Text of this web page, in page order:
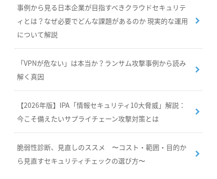
事例から見る日本企業が目指すべきクラウドセキュリテ
ィとは？なぜ必要でどんな課題があるのか 現実的な運用
について解説
「VPNが危ない」は本当か？ランサム攻撃事例から読み
解く真因
【2026年版】IPA「情報セキュリティ10大脅威」解説：
今こそ備えたいサプライチェーン攻撃対策とは
脆弱性診断、見直しのススメ 〜コスト・範囲・目的か
ら見直すセキュリティチェックの選び方〜